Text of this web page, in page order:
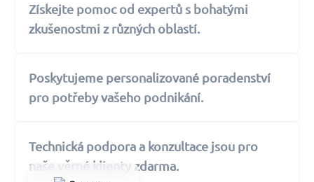
Získejte pomoc od expertů s bohatými
zkušenostmi z různých oblastí.
Poskytujeme personalizované poradenství
pro potřeby vašeho podnikání.
Technická podpora a konzultace jsou pro
naše věrné klienty zdarma.